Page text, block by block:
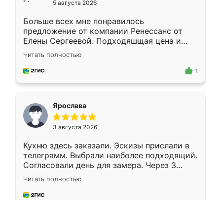
5 августа 2026
Больше всех мне понравилось
предложение от компании Ренессанс от
Елены Сергеевой. Подходяшщая цена и
короткие сроки изготовления. Приехавший
для замера сотрудник Владислав
предложил по моему эскизу самый
Читать полностью
1
Ярослава
3 августа 2026
Кухню здесь заказали. Эскизы прислали в
телеграмм. Выбрали наиболее подходящий.
Согласовали день для замера. Через 3
недели кухня была уже готова. Остались
довольны работой. Спасибо Ренессанс
мебель за качественную работу!
Читать полностью